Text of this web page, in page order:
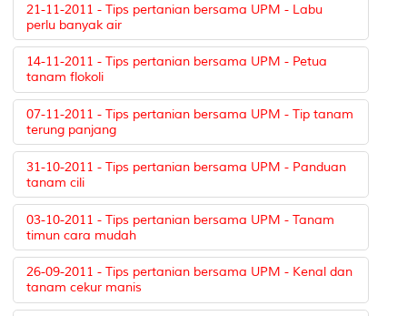
21-11-2011 - Tips pertanian bersama UPM - Labu
perlu banyak air
14-11-2011 - Tips pertanian bersama UPM - Petua
tanam flokoli
07-11-2011 - Tips pertanian bersama UPM - Tip tanam
terung panjang
31-10-2011 - Tips pertanian bersama UPM - Panduan
tanam cili
03-10-2011 - Tips pertanian bersama UPM - Tanam
timun cara mudah
26-09-2011 - Tips pertanian bersama UPM - Kenal dan
tanam cekur manis